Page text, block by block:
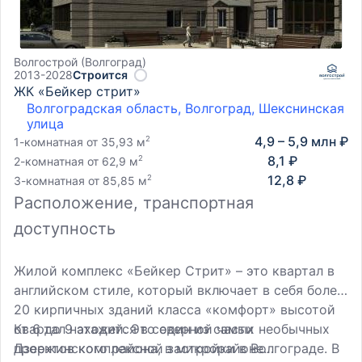
Волгострой (Волгоград)
2013-2028Строится
ЖК «Бейкер стрит»
Волгоградская область, Волгоград, Шекснинская
улица
1-комнатная от 35,93 м2 4,9 – 5,9 млн ₽
2-комнатная от 62,9 м2 8,1 ₽
3-комнатная от 85,85 м2 12,8 ₽
Расположение, транспортная
доступность
Жилой комплекс «Бейкер Стрит» – это квартал в
английском стиле, который включает в себя более
20 кирпичных зданий класса «комфорт» высотой
от 6 до 9 этажей. Это один из самых необычных
проектов комплексной застройки в Волгограде. В
Квартал находится в северной части
Дзержинского района, в микрорайоне